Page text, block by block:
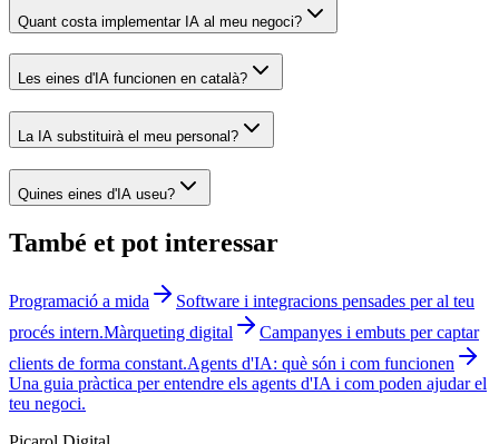
Quant costa implementar IA al meu negoci?
Les eines d'IA funcionen en català?
La IA substituirà el meu personal?
Quines eines d'IA useu?
També et pot interessar
Programació a mida
Software i integracions pensades per al teu
procés intern.Màrqueting digital
Campanyes i embuts per captar
clients de forma constant.Agents d'IA: què són i com funcionen
Una guia pràctica per entendre els agents d'IA i com poden ajudar el
teu negoci.